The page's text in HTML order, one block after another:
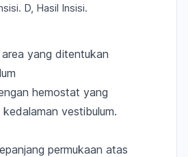
D, Hasil Insisi.
yang ditentukan
hemostat yang
vestibulum.
permukaan atas